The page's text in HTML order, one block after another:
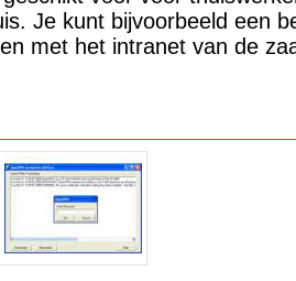
Je kunt bijvoorbeeld een
met het intranet van de